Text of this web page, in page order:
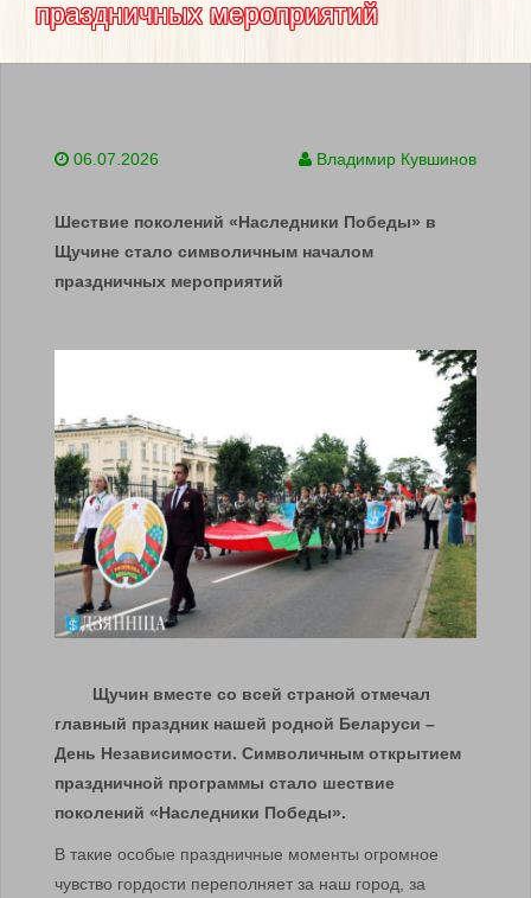
праздничных мероприятий
06.07.2026 Владимир Кувшинов
Шествие поколений «Наследники Победы» в
Щучине стало символичным началом
праздничных мероприятий
Щучин вместе со всей страной отмечал
главный праздник нашей родной Беларуси –
День Независимости. Символичным открытием
праздничной программы стало шествие
поколений «Наследники Победы».
В такие особые праздничные моменты огромное
чувство гордости переполняет за наш город, за